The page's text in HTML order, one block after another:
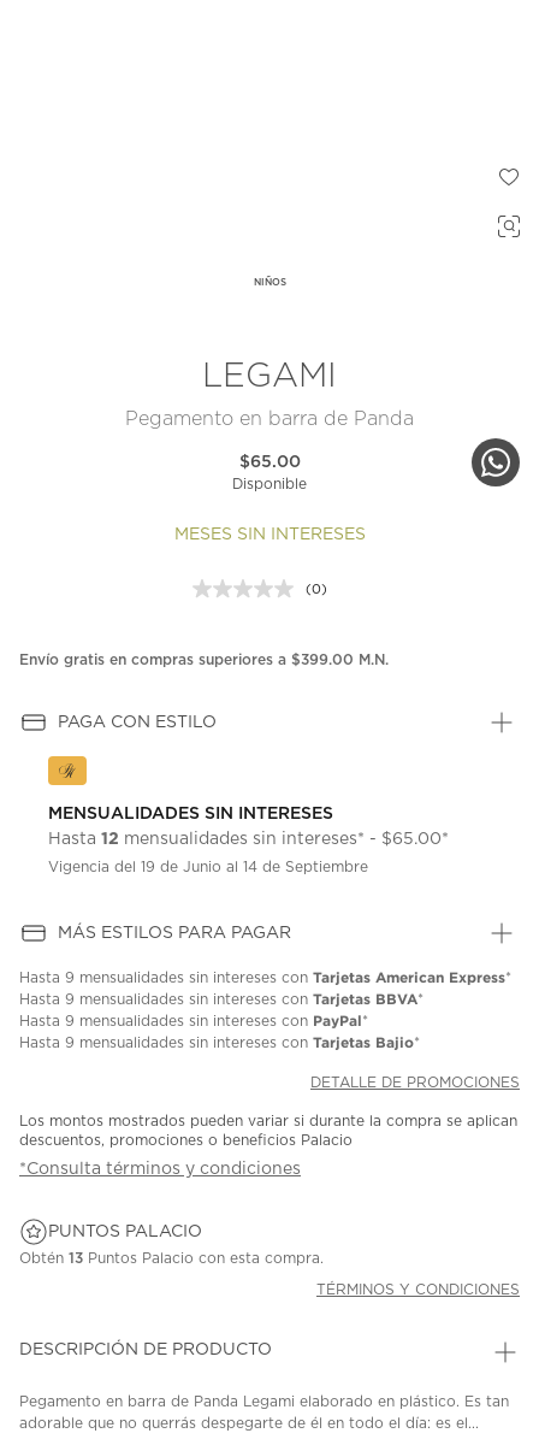
NIÑOS
LEGAMI
Pegamento en barra de Panda
$65.00
Disponible
MESES SIN INTERESES
Sin
en
(0)
Envío gratis en compras superiores a $399.00 M.N.
PAGA CON ESTILO
MENSUALIDADES SIN INTERESES
Hasta 12 mensualidades sin intereses* - $65.00*
Vigencia del 19 de Junio al 14 de Septiembre
MÁS ESTILOS PARA PAGAR
Hasta 9 mensualidades sin intereses con Tarjetas American Express*
Hasta 9 mensualidades sin intereses con Tarjetas BBVA*
Hasta 9 mensualidades sin intereses con PayPal*
Hasta 9 mensualidades sin intereses con Tarjetas Bajio*
DETALLE DE PROMOCIONES
Los montos mostrados pueden variar si durante la compra se aplican
descuentos, promociones o beneficios Palacio
*Consulta términos y condiciones
PUNTOS PALACIO
Obtén 13 Puntos Palacio con esta compra.
TÉRMINOS Y CONDICIONES
DESCRIPCIÓN DE PRODUCTO
Pegamento en barra de Panda Legami elaborado en plástico. Es tan
adorable que no querrás despegarte de él en todo el día: es el...